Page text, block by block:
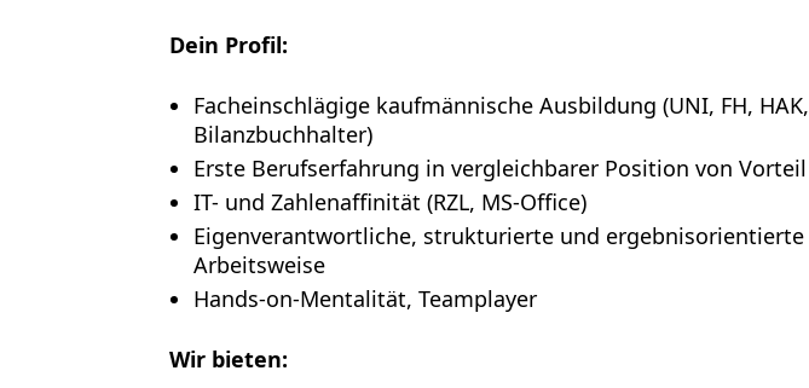
Dein Profil:
Facheinschlägige kaufmännische Ausbildung (UNI, FH, HAK,
Bilanzbuchhalter)
Erste Berufserfahrung in vergleichbarer Position von Vorteil
IT- und Zahlenaffinität (RZL, MS-Office)
Eigenverantwortliche, strukturierte und ergebnisorientierte
Arbeitsweise
Hands-on-Mentalität, Teamplayer
Wir bieten: